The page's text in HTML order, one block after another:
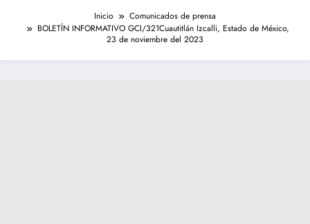
Inicio
Comunicados de prensa
BOLETÍN INFORMATIVO GCI/321Cuautitlán Izcalli, Estado de México,
23 de noviembre del 2023